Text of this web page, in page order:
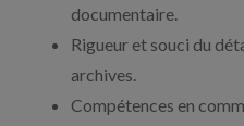
documentaire.
Rigueur et souci du
archives.
Compétences en